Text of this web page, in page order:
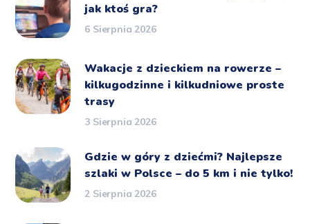
jak ktoś gra?
6 Sierpnia 2026
Wakacje z dzieckiem na rowerze –
kilkugodzinne i kilkudniowe proste
trasy
3 Sierpnia 2026
Gdzie w góry z dziećmi? Najlepsze
szlaki w Polsce – do 5 km i nie tylko!
2 Sierpnia 2026